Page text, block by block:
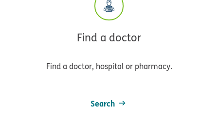
Find a doctor
Find a doctor, hospital or pharmacy.
Search